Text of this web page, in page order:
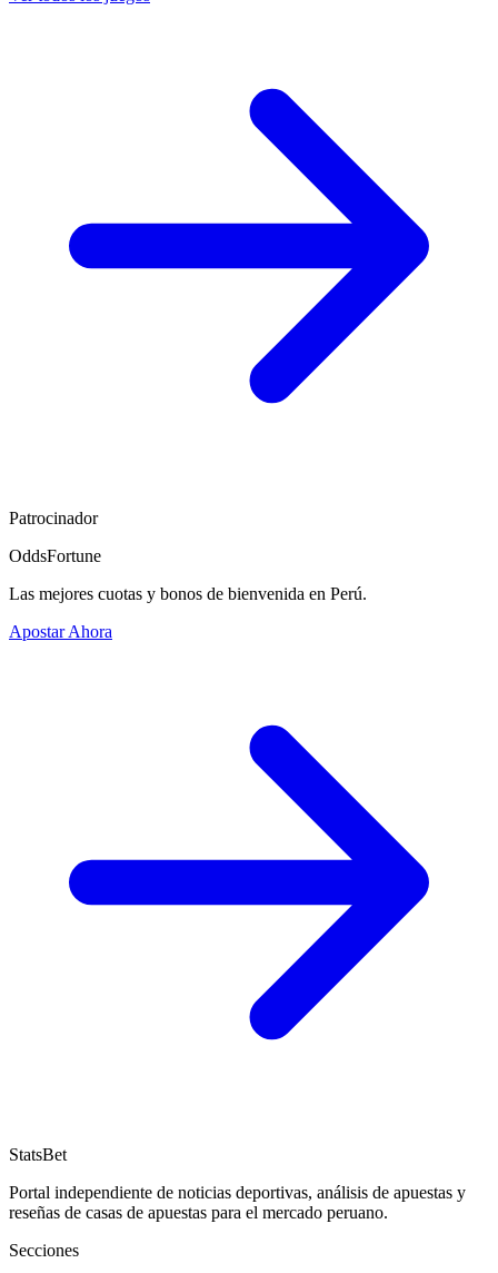
Patrocinador
OddsFortune
Las mejores cuotas y bonos de bienvenida en Perú.
Apostar Ahora
StatsBet
Portal independiente de noticias deportivas, análisis de apuestas y
reseñas de casas de apuestas para el mercado peruano.
Secciones